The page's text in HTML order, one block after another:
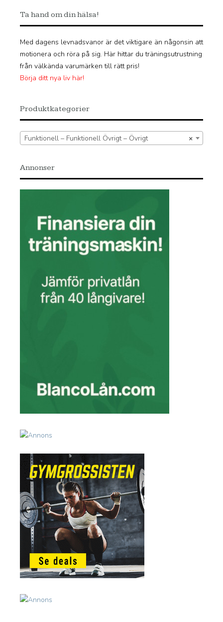
Ta hand om din hälsa!
Med dagens levnadsvanor är det viktigare än någonsin att
motionera och röra på sig. Här hittar du träningsutrustning
från välkända varumärken till rätt pris!
Börja ditt nya liv här!
Produktkategorier
×
Funktionell – Funktionell Övrigt – Övrigt
Annonser